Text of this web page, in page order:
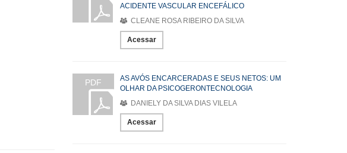
ACIDENTE VASCULAR ENCEFÁLICO
CLEANE ROSA RIBEIRO DA SILVA
Acessar
PDF
AS AVÓS ENCARCERADAS E SEUS NETOS: UM
OLHAR DA PSICOGERONTECNOLOGIA
DANIELY DA SILVA DIAS VILELA
Acessar